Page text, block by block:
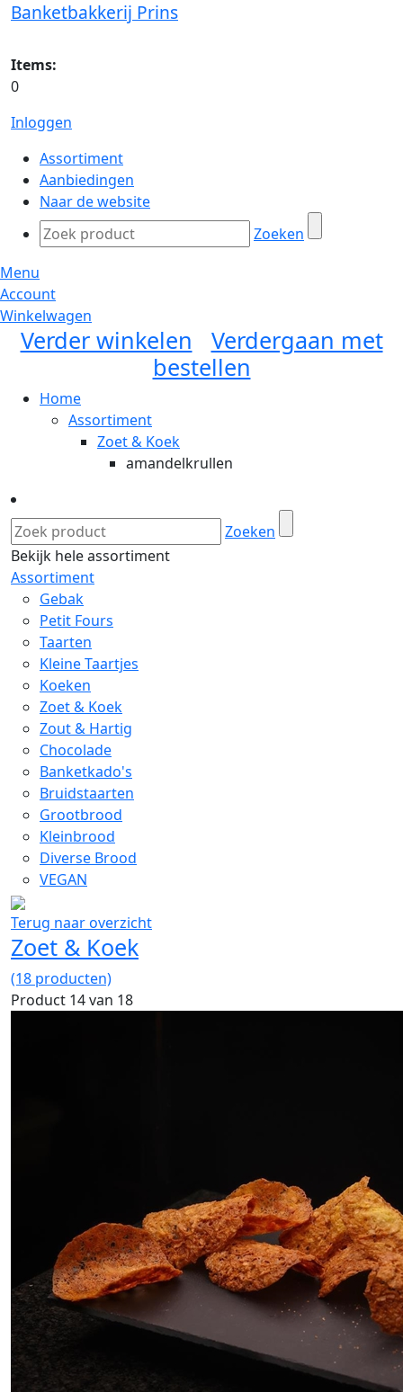
Banketbakkerij Prins
Items:
0
Inloggen
Assortiment
Aanbiedingen
Naar de website
Zoeken
Menu
Account
Winkelwagen
Verder winkelen
Verdergaan met
bestellen
Home
Assortiment
Zoet & Koek
amandelkrullen
Zoeken
Bekijk hele assortiment
Assortiment
Gebak
Petit Fours
Taarten
Kleine Taartjes
Koeken
Zoet & Koek
Zout & Hartig
Chocolade
Banketkado's
Bruidstaarten
Grootbrood
Kleinbrood
Diverse Brood
VEGAN
Terug naar overzicht
Zoet & Koek
(18 producten)
Product 14 van 18